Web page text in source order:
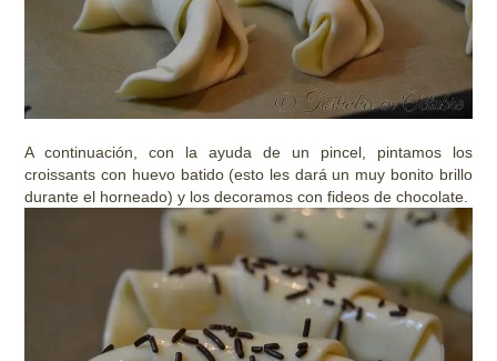
A continuación, con la ayuda de un pincel, pintamos los
croissants con huevo batido (esto les dará un muy bonito brillo
durante el horneado) y los decoramos con fideos de chocolate.